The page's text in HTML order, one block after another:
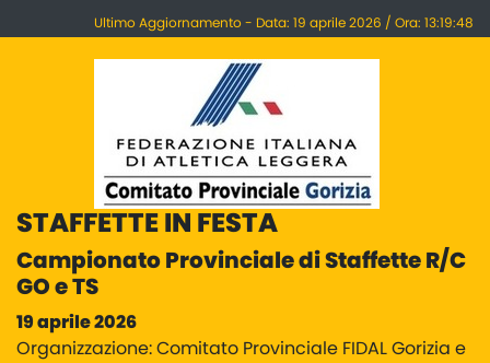
Ultimo Aggiornamento - Data: 19 aprile 2026 / Ora: 13:19:48
STAFFETTE IN FESTA
Campionato Provinciale di Staffette R/C
GO e TS
19 aprile 2026
Organizzazione: Comitato Provinciale FIDAL Gorizia e